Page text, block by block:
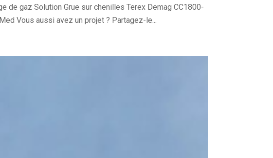
gaz Solution Grue sur chenilles Terex Demag CC1800-
Vous aussi avez un projet ? Partagez-le...